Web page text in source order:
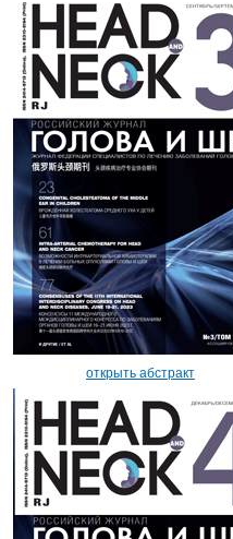
открыть абстракт